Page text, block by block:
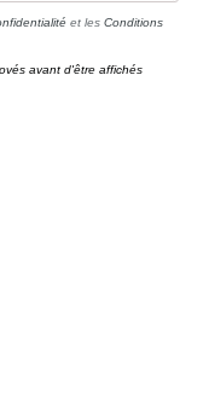
et les Conditions
avant d'être affichés